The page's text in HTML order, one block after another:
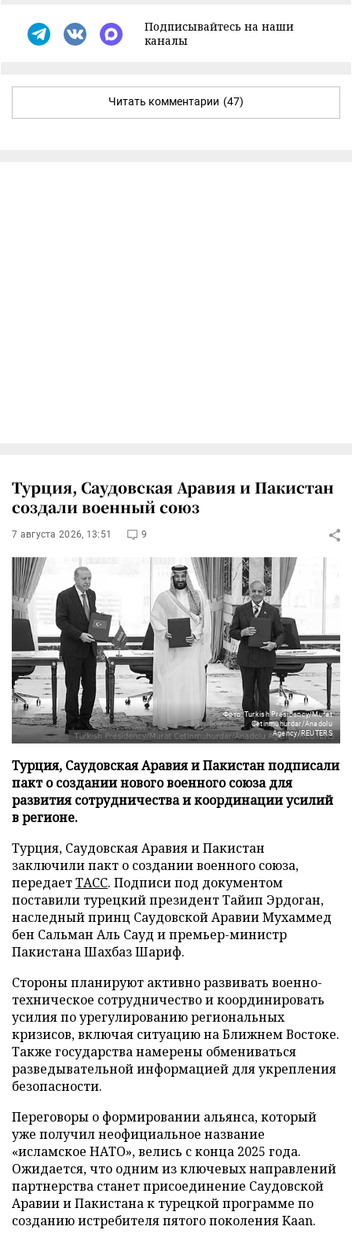
Подписывайтесь на наши
каналы
Читать комментарии (47)
Турция, Саудовская Аравия и Пакистан
создали военный союз
7 августа 2026, 13:51 9
Фото: Turkish Presidency/Murat
Cetinmuhurdar/Anadolu
Agency/REUTERS
Турция, Саудовская Аравия и Пакистан подписали
пакт о создании нового военного союза для
развития сотрудничества и координации усилий
в регионе.
Турция, Саудовская Аравия и Пакистан
заключили пакт о создании военного союза,
передаетТАСС. Подписи под документом
поставили турецкий президент Тайип Эрдоган,
наследный принц Саудовской Аравии Мухаммед
бен Сальман Аль Сауд и премьер-министр
Пакистана Шахбаз Шариф.
Стороны планируют активно развивать военно-
техническое сотрудничество и координировать
усилия по урегулированию региональных
кризисов, включая ситуацию на Ближнем Востоке.
Также государства намерены обмениваться
разведывательной информацией для укрепления
безопасности.
Переговоры о формировании альянса, который
уже получил неофициальное название
«исламское НАТО», велись с конца 2025 года.
Ожидается, что одним из ключевых направлений
партнерства станет присоединение Саудовской
Аравии и Пакистана к турецкой программе по
созданию истребителя пятого поколения Kaan.